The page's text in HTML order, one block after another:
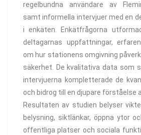
regelbundna användare av
samt informella intervjuer med en
i enkäten. Enkätfrågorna
deltagarnas uppfattningar,
om hur stationens omgivning
säkerhet. De kvalitativa data som
intervjuerna kompletterade de
och bidrog till en djupare förståelse
Resultaten av studien belyser
belysning, siktlänkar, öppna ytor
offentliga platser och sociala